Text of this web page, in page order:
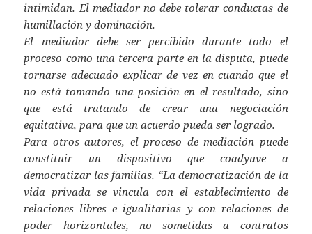
intimidan. El mediador no debe tolerar conductas de
humillación y dominación.
El mediador debe ser percibido durante todo el
proceso como una tercera parte en la disputa, puede
tornarse adecuado explicar de vez en cuando que el
no está tomando una posición en el resultado, sino
que está tratando de crear una negociación
equitativa, para que un acuerdo pueda ser logrado.
Para otros autores, el proceso de mediación puede
constituir un dispositivo que coadyuve a
democratizar las familias. “La democratización de la
vida privada se vincula con el establecimiento de
relaciones libres e igualitarias y con relaciones de
poder horizontales, no sometidas a contratos